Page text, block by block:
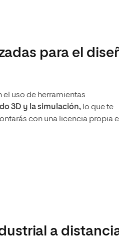
para el
el uso de herramientas
3D y la simulación, lo que te
con una licencia propia
a